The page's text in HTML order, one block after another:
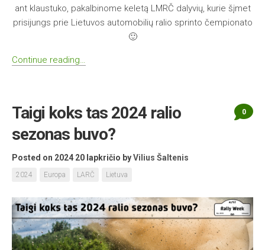
ant klaustuko, pakalbinome keletą LMRČ dalyvių, kurie šįmet
prisijungs prie Lietuvos automobilių ralio sprinto čempionato
🙂
Continue reading…
Taigi koks tas 2024 ralio
sezonas buvo?
Posted on 2024 20 lapkričio byVilius Šaltenis
2024 Europa LARČ Lietuva
0